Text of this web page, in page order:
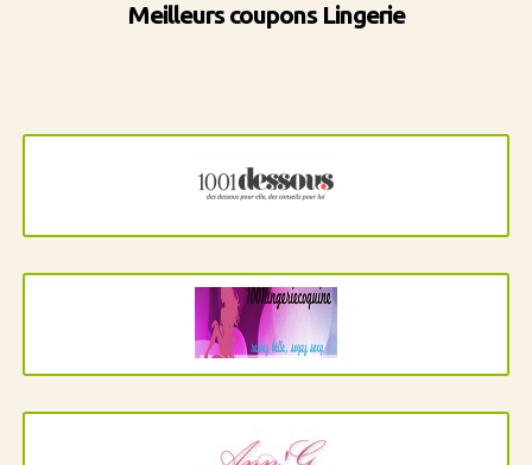
Meilleurs coupons Lingerie